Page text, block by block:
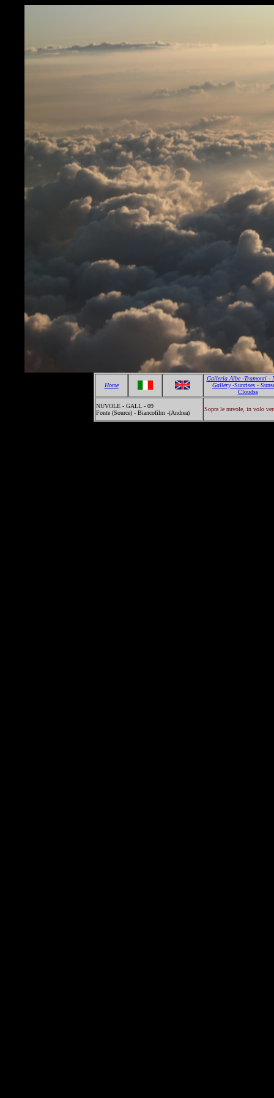
Home
Galleria Albe -Tramonti -
Gallery -Sunrises -
Cloudss
NUVOLE - GALL - 09
Fonte (Source) - Biancofilm -(Andrea)
Sopra le nuvole, in volo